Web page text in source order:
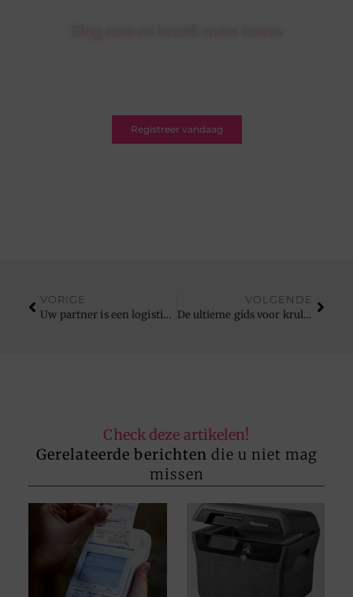
Registreer vandaag
VORIGE
Uw partner is een logistiek bedrijf in Antwerpen
VOLGENDE
De ultieme gids voor krullen conditioner: wat je moet weten
Check deze artikelen!
Gerelateerde berichten die u niet mag
missen